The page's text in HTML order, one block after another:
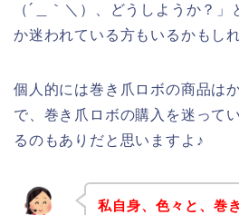
（´＿｀＼）、どうしようか？
か迷われている方もいるかもし
個人的には巻き爪ロボの商品は
で、巻き爪ロボの購入を迷って
るのもありだと思いますよ♪
私自身、色々と、巻